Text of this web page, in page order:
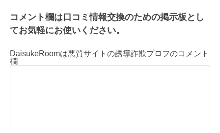
コメント欄は口コミ情報交換のための掲示板とし
てお気軽にお使いください。
DaisukeRoomは悪質サイトの誘導詐欺プロフのコメント
欄